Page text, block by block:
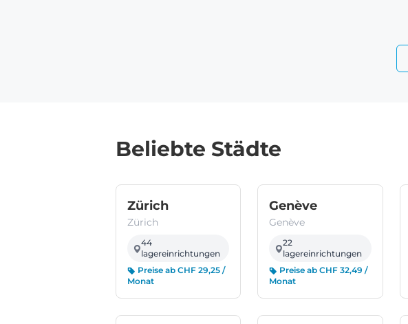
Beliebte Städte
Zürich(Zürich)
Zürich
44
lagereinrichtungen
Preise ab CHF 29,25 /
Monat
Genève(Genève)
Genève
22
lagereinrichtungen
Preise ab CHF 32,49 /
Monat